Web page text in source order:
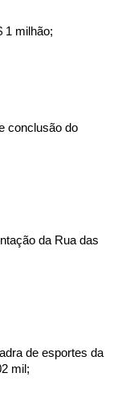
1 milhão;
conclusão do
da Rua das
de esportes da
mil;